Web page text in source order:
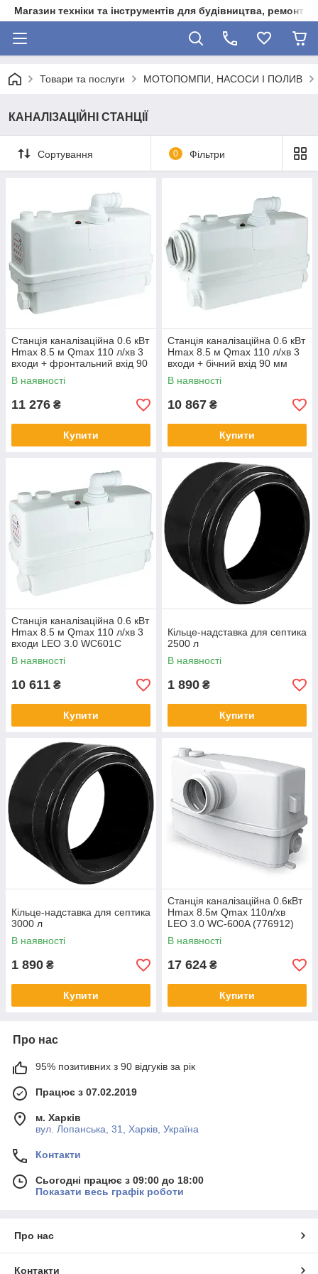
Магазин техніки та інструментів для будівництва, ремонту,
Товари та послуги МОТОПОМПИ, НАСОСИ І ПОЛИВ
КАНАЛІЗАЦІЙНІ СТАНЦІЇ
Сортування 0 Фільтри
Станція каналізаційна 0.6 кВт
Hmax 8.5 м Qmax 110 л/хв 3
входи + фронтальний вхід 90
мм LEO 3.0 WC601A
(776914)
В наявності
11 276 ₴
Купити
Станція каналізаційна 0.6 кВт
Hmax 8.5 м Qmax 110 л/хв 3
входи + бічний вхід 90 мм
LEO 3.0 WC601В (776916)
В наявності
10 867 ₴
Купити
Станція каналізаційна 0.6 кВт
Hmax 8.5 м Qmax 110 л/хв 3
входи LEO 3.0 WC601С
(776918)
В наявності
10 611 ₴
Купити
Кільце-надставка для септика
2500 л
В наявності
1 890 ₴
Купити
Кільце-надставка для септика
3000 л
В наявності
1 890 ₴
Купити
Станція каналізаційна 0.6кВт
Hmax 8.5м Qmax 110л/хв
LEO 3.0 WC-600A (776912)
В наявності
17 624 ₴
Купити
Про нас
95% позитивних з 90 відгуків за рік
Працює з 07.02.2019
м. Харків
вул. Лопанська, 31, Харків, Україна
Контакти
Сьогодні працює з 09:00 до 18:00
Показати весь графік роботи
Про нас
Контакти